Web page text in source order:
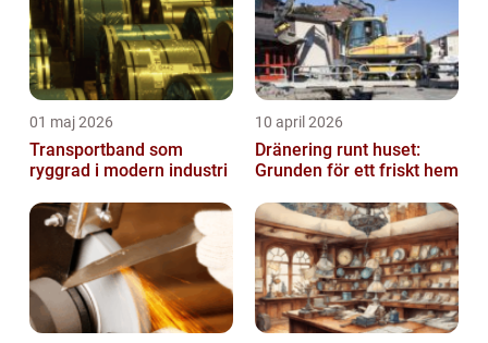
01 maj 2026
Transportband som
ryggrad i modern industri
10 april 2026
Dränering runt huset:
Grunden för ett friskt hem